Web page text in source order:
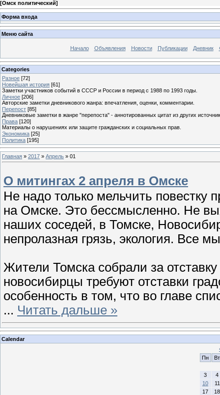
[Омск политический]
Форма входа
Меню сайта
Начало Объявления Новости Публикации Дневник
Categories
Разное [72]
Новейшая история [61]
Заметки участников событий в СССР и России в период с 1988 по 1993 годы.
Личное [206]
Авторские заметки дневникового жанра: впечатления, оценки, комментарии.
Перепост [85]
Дневниковые заметки в жанре "перепоста" - аннотированных цитат из других
Права [120]
Материалы о нарушениях или защите гражданских и социальных прав.
Экономика [25]
Политика [195]
Главная » 2017 » Апрель » 01
О митингах 2 апреля в Омске
Не надо только мельчить повестку
на Омске. Это бессмысленно. Не
наших соседей, в Томске,
непролазная грязь, экология. Все
Жители Томска собрали за
новосибирцы требуют отставки
особенность в том, что во главе
... Читать дальше »
Calendar
Пн
Вт
3
4
10
11
17
18